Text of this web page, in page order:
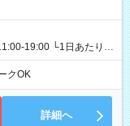
19:00 └1日あたりの
れば、いつでも勤務可
日でご勤務いただけま
可能なお仕事です！
クOK
詳細へ